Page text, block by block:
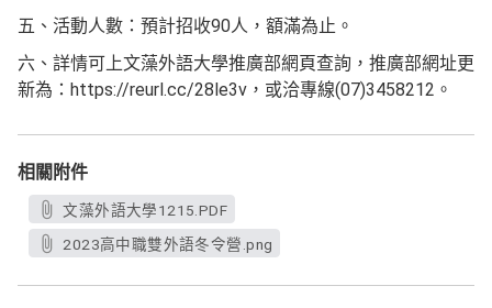
五、活動人數：預計招收90人，額滿為止。
六、詳情可上文藻外語大學推廣部網頁查詢，推廣部網址更
新為：https://reurl.cc/28le3v，或洽專線(07)3458212。
相關附件
文藻外語大學1215.PDF
2023高中職雙外語冬令營.png